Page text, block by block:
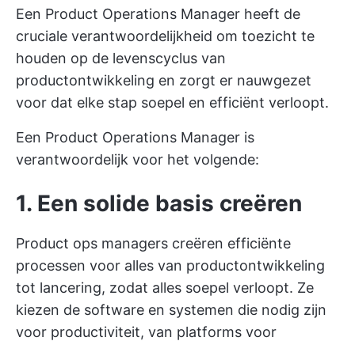
Een Product Operations Manager heeft de
cruciale verantwoordelijkheid om toezicht te
houden op de levenscyclus van
productontwikkeling en zorgt er nauwgezet
voor dat elke stap soepel en efficiënt verloopt.
Een Product Operations Manager is
verantwoordelijk voor het volgende:
1. Een solide basis creëren
Product ops managers creëren efficiënte
processen voor alles van productontwikkeling
tot lancering, zodat alles soepel verloopt. Ze
kiezen de software en systemen die nodig zijn
voor productiviteit, van platforms voor